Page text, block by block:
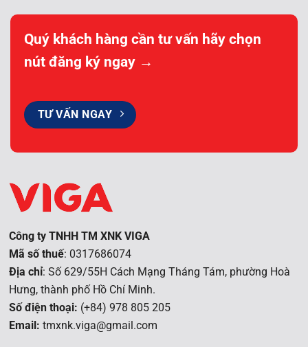
Quý khách hàng cần tư vấn hãy chọn
nút đăng ký ngay →
TƯ VẤN NGAY
Công ty TNHH TM XNK VIGA
Mã số thuế: 0317686074
Địa chỉ: Số 629/55H Cách Mạng Tháng Tám, phường Hoà
Hưng, thành phố Hồ Chí Minh.
Số điện thoại: (+84) 978 805 205
Email: tmxnk.viga@gmail.com